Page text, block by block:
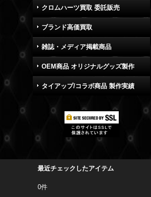
クロムハーツ買取 委託販売
ブランド高価買取
雑誌・メディア掲載商品
OEM商品 オリジナルグッズ製作
タイアップ/コラボ商品 製作実績
最近チェックしたアイテム
0件